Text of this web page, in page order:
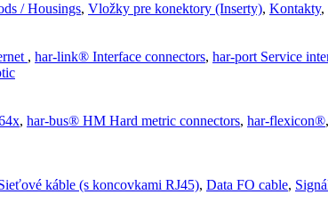
/ Housings, Vložky pre konektory (Inserty), Kontakty,
, har-link® Interface connectors, har-port Service
, har-bus® HM Hard metric connectors, har-flexicon®,
káble (s koncovkami RJ45), Data FO cable,